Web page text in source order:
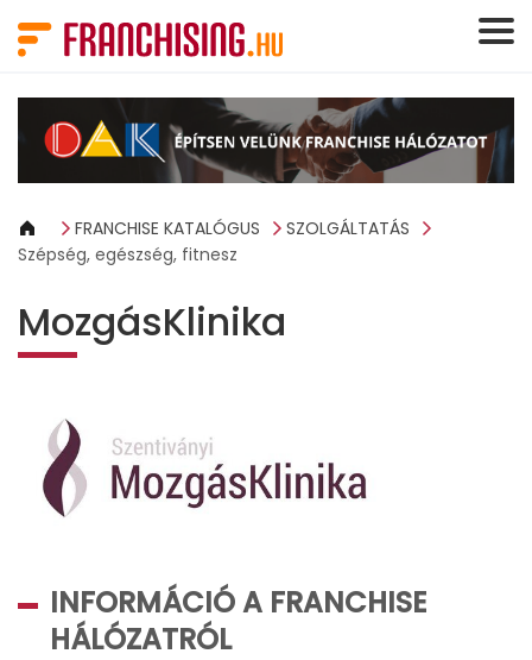
FRANCHISE KATALÓGUS
SZOLGÁLTATÁS
Szépség, egészség, fitnesz
MozgásKlinika
INFORMÁCIÓ A FRANCHISE
HÁLÓZATRÓL